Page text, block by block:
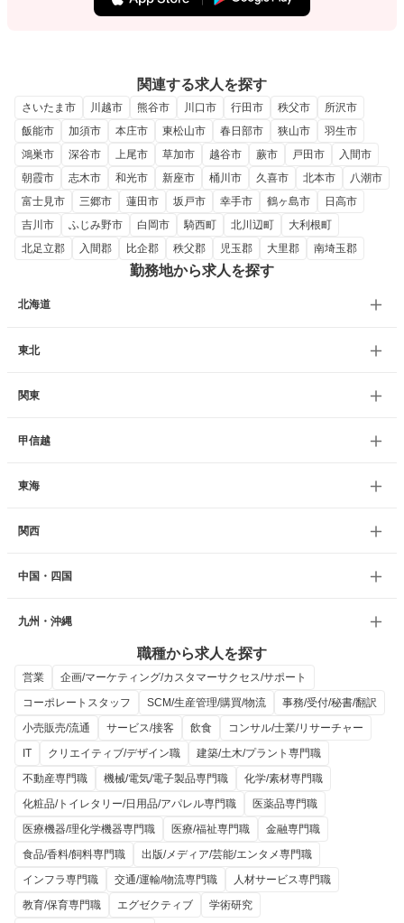
関連する求人を探す
さいたま市 川越市 熊谷市 川口市 行田市 秩父市
所沢市
飯能市
加須市 本庄市 東松山市 春日部市 狭山市
羽生市
鴻巣市
深谷市 上尾市 草加市 越谷市 蕨市 戸田市
入間市
朝霞市
志木市 和光市 新座市 桶川市 久喜市 北本市
八潮市
富士見市
三郷市 蓮田市 坂戸市 幸手市 鶴ヶ島市
日高市
吉川市
ふじみ野市 白岡市 騎西町 北川辺町
大利根町
北足立郡
入間郡 比企郡 秩父郡 児玉郡 大里郡 南埼玉郡
勤務地から求人を探す
北海道
東北
関東
甲信越
東海
関西
中国・四国
九州・沖縄
職種から求人を探す
営業
企画/マーケティング/カスタマーサクセス/サポート
コーポレートスタッフ
SCM/生産管理/購買/物流
事務/受付/秘書/翻訳
小売販売/流通
サービス/接客 飲食
コンサル/士業/リサーチャー
IT
クリエイティブ/デザイン職
建築/土木/プラント専門職
不動産専門職
機械/電気/電子製品専門職
化学/素材専門職
化粧品/トイレタリー/日用品/アパレル専門職
医薬品専門職
医療機器/理化学機器専門職
医療/福祉専門職
金融専門職
食品/香料/飼料専門職
出版/メディア/芸能/エンタメ専門職
インフラ専門職
交通/運輸/物流専門職
人材サービス専門職
教育/保育専門職
エグゼクティブ
学術研究